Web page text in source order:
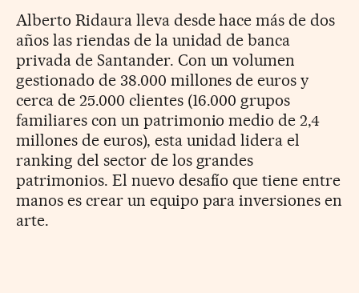
Alberto Ridaura lleva desde hace más de dos
años las riendas de la unidad de banca
privada de Santander. Con un volumen
gestionado de 38.000 millones de euros y
cerca de 25.000 clientes (16.000 grupos
familiares con un patrimonio medio de 2,4
millones de euros), esta unidad lidera el
ranking del sector de los grandes
patrimonios. El nuevo desafío que tiene entre
manos es crear un equipo para inversiones en
arte.